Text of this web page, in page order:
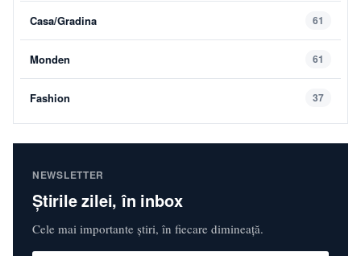
Casa/Gradina 61
Monden 61
Fashion 37
NEWSLETTER
Știrile zilei, în inbox
Cele mai importante știri, în fiecare dimineață.